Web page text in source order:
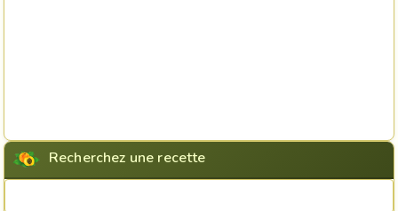
Recherchez une recette